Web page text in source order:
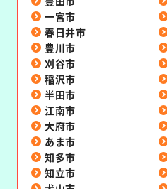
一宮市
春日井市
豊川市
刈谷市
稲沢市
半田市
江南市
大府市
あま市
知多市
知立市